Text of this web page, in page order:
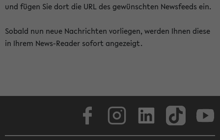
und fügen Sie dort die URL des gewünschten Newsfeeds ein.
Sobald nun neue Nachrichten vorliegen, werden Ihnen diese
in Ihrem News-Reader sofort angezeigt.